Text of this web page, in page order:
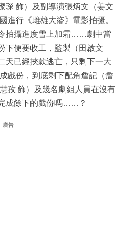
琛 飾）及副導演張炳文（姜文
進行《雌雄大盜》電影拍摄。
拍攝進度雪上加霜……劇中當
下便要收工，監製（田啟文
天已經挾款逃亡，只剩下一大
戲份，到底剩下配角詹記（詹
孜 飾）及幾名劇組人員在沒有
成餘下的戲份嗎……？
廣告